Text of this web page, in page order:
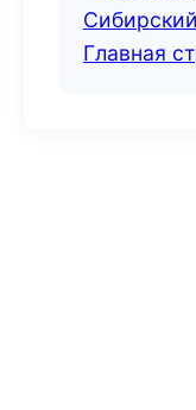
Главная